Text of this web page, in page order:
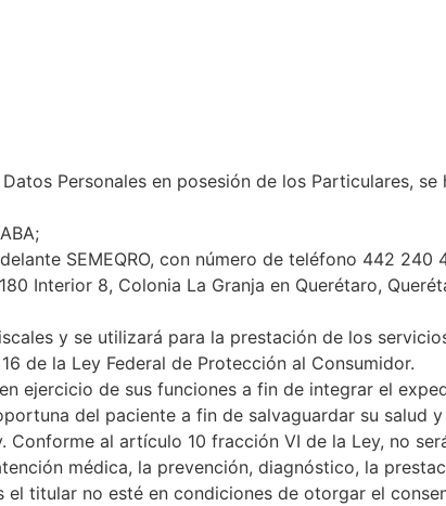
Personales en posesión de los Particulares,
SEMEQRO, con número de teléfono 442 240
Interior 8, Colonia La Granja en Querétaro,
y se utilizará para la prestación de los
de la Ley Federal de Protección al Consumidor.
ejercicio de sus funciones a fin de integrar el
del paciente a fin de salvaguardar su salud
al artículo 10 fracción VI de la Ley, no
médica, la prevención, diagnóstico, la
titular no esté en condiciones de otorgar el